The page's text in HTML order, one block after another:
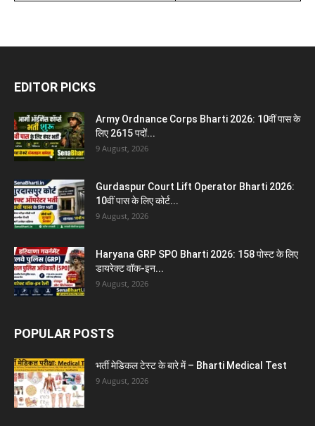
EDITOR PICKS
Army Ordnance Corps Bharti 2026: 10वीं पास के
लिए 2615 पदों...
9 August, 2026
Gurdaspur Court Lift Operator Bharti 2026:
10वीं पास के लिए कोर्ट...
9 August, 2026
Haryana GRP SPO Bharti 2026: 158 पोस्ट के लिए
डायरेक्ट वॉक-इन...
9 August, 2026
POPULAR POSTS
भर्ती मेडिकल टेस्ट के बारे में – Bharti Medical Test
9 August, 2026